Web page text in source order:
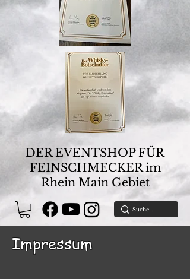
DER EVENTSHOP FÜR
FEINSCHMECKER im
Rhein Main Gebiet
Impressum